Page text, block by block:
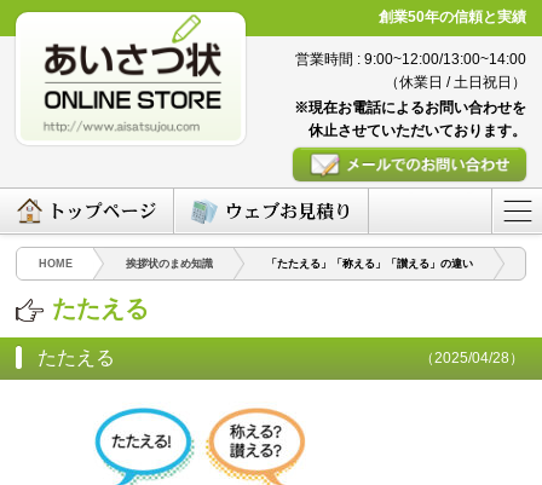
創業50年の信頼と実績
営業時間 : 9:00~12:00/13:00~14:00
（休業日 / 土日祝日）
※現在お電話によるお問い合わせを
休止させていただいております。
HOME 挨拶状のまめ知識 「たたえる」「称える」「讃える」の違い
たたえる
たたえる （2025/04/28）